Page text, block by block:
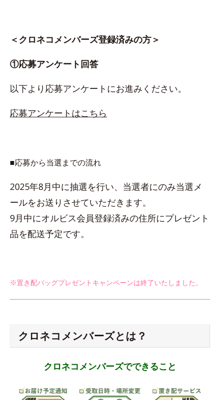
＜クロネコメンバーズ登録済みの方＞
①応募アンケート回答
以下より応募アンケートにお進みください。
応募アンケートはこちら
■応募から当選までの流れ
2025年8月中に抽選を行い、当選者にのみ当選メ
ールをお送りさせていただきます。
9月中にオルビス会員登録済みの住所にプレゼント
品を配送予定です。
※置き配バッグプレゼントキャンペーンは終了いたしました。
クロネコメンバーズとは？
クロネコメンバーズでできること